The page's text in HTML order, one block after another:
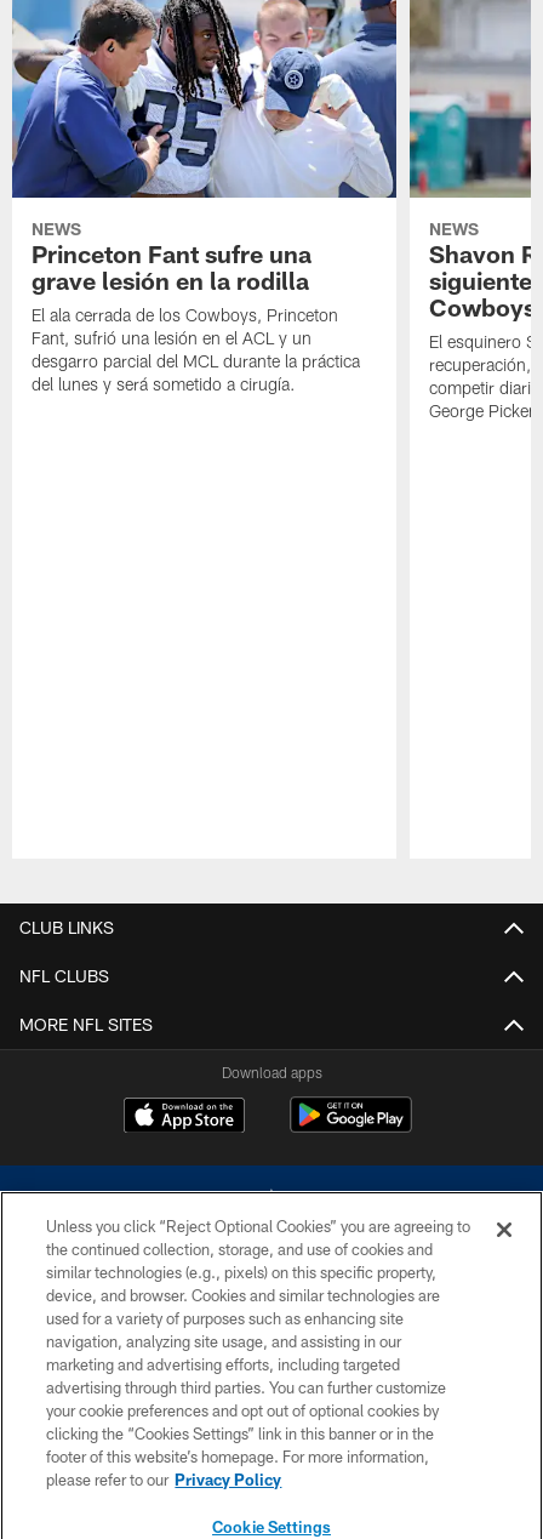
NEWS
Princeton Fant sufre una
grave lesión en la rodilla
El ala cerrada de los Cowboys, Princeton
Fant, sufrió una lesión en el ACL y un
desgarro parcial del MCL durante la práctica
del lunes y será sometido a cirugía.
NEWS
Shavon
siguiente
Cowboys
El esquinero
recuperación,
competir
George
CLUB LINKS
NFL CLUBS
MORE NFL SITES
Download apps
©2026 Dallas Cowboys. All rights reserved. Do not duplicate in any form
without permission of the Dallas Cowboys. The Dallas Cowboys
Cheerleaders will not initiate contact with any person to request personal or
financial information.
PRIVACY POLICY
ACCESSIBILITY
SITE MAP
Unless you click “Reject Optional Cookies” you are agreeing to
the continued collection, storage, and use of cookies and
similar technologies (e.g., pixels) on this specific property,
device, and browser. Cookies and similar technologies are
used for a variety of purposes such as enhancing site
navigation, analyzing site usage, and assisting in our
marketing and advertising efforts, including targeted
advertising through third parties. You can further customize
your cookie preferences and opt out of optional cookies by
clicking the “Cookies Settings” link in this banner or in the
footer of this website’s homepage. For more information,
please refer to our Privacy Policy
Cookie Settings